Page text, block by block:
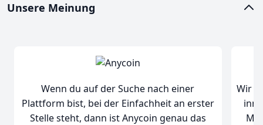
Unsere Meinung
Wenn du auf der Suche nach einer
Plattform bist, bei der Einfachheit an erster
Stelle steht, dann ist Anycoin genau das
Wir